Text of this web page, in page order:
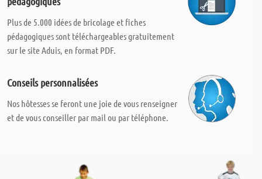
Plus de 5.000 idées de bricolage et fiches
pédagogiques sont téléchargeables gratuitement
sur le site Aduis, en format PDF.
Conseils personnalisées
Nos hôtesses se feront une joie de vous renseigner
et de vous conseiller par mail ou par téléphone.